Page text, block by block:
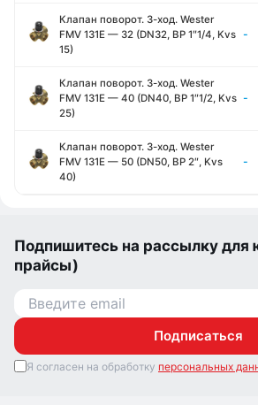
Клапан поворот. 3-ход. Wester
FMV 131E — 32 (DN32, ВР 1″1/4, Kvs
15)
-
Клапан поворот. 3-ход. Wester
FMV 131E — 40 (DN40, ВР 1″1/2, Kvs
25)
-
Клапан поворот. 3-ход. Wester
FMV 131E — 50 (DN50, ВР 2″, Kvs
40)
-
Подпишитесь на рассылку для
прайсы)
Подписаться
Я согласен на обработку персональных